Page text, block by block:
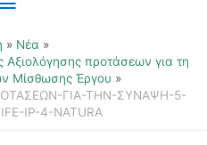
Νέα
Αξιολόγησης προτάσεων για τη
Μίσθωσης Έργου
ΓΙΑ-ΤΗΝ-ΣΥΝΑΨΗ-5-
IP-4-NATURA